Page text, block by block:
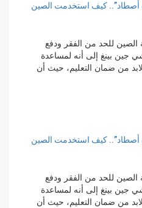
أصطاد”.. كيف استخدمت الصين
الصين للحد من الفقر ودفع
جين بينغ إلى أنه لمساعدة
من ضمان التعليم، حيث أن
أصطاد”.. كيف استخدمت الصين
الصين للحد من الفقر ودفع
جين بينغ إلى أنه لمساعدة
من ضمان التعليم، حيث أن